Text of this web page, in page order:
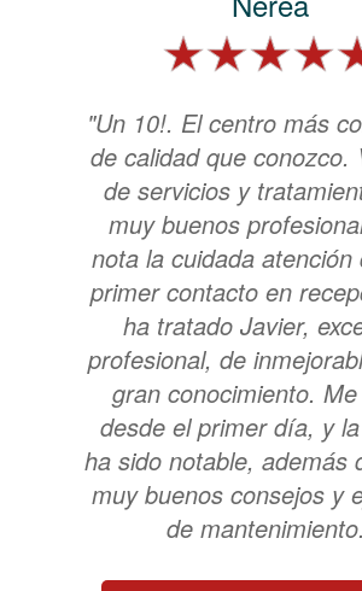
"Un 10!. El centro más
de calidad que conozco.
de servicios y
muy buenos
nota la cuidada atención
primer contacto en
ha tratado Javier,
profesional, de
gran conocimiento.
desde el primer día, y
ha sido notable, además
muy buenos consejos y
de